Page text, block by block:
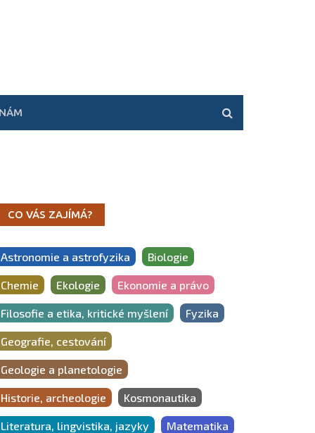
CO VÁS ZAJÍMÁ?
Astronomie a astrofyzika Biologie
Chemie Ekologie Ekonomie a právo
Filosofie a etika, kritické myšlení Fyzika
Geografie, cestování
Geologie a planetologie
Historie, archeologie Kosmonautika
Literatura, lingvistika, jazyky Matematika